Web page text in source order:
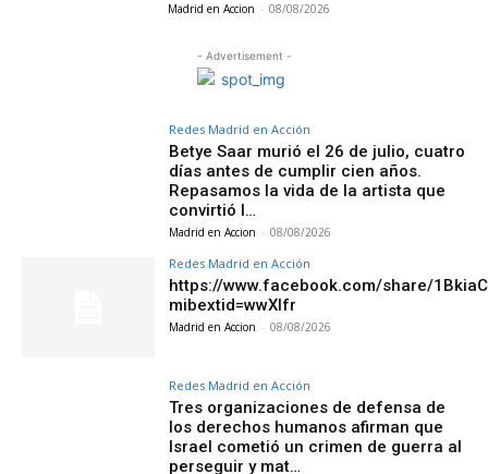
Madrid en Accion - 08/08/2026
- Advertisement -
Redes Madrid en Acción
Betye Saar murió el 26 de julio, cuatro
días antes de cumplir cien años.
Repasamos la vida de la artista que
convirtió l…
Madrid en Accion - 08/08/2026
Redes Madrid en Acción
https://www.facebook.com/share/
mibextid=wwXIfr
Madrid en Accion - 08/08/2026
Redes Madrid en Acción
Tres organizaciones de defensa de
los derechos humanos afirman que
Israel cometió un crimen de guerra al
perseguir y mat…